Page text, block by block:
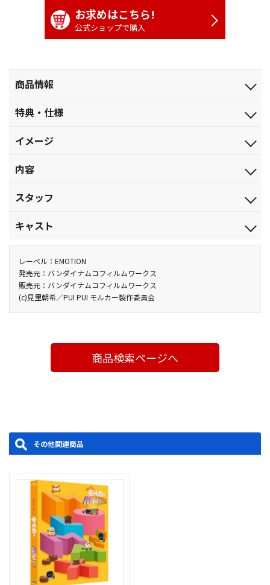
お求めはこちら!
公式ショップで購入
商品情報
2025.9.24
ジャンル
劇場公開アニメ
品番
BCBA-5180
税込価格(10%)
￥4,180
税抜価格
スペック
カラー／確／68分／ﾄﾞﾙﾋﾞｰﾃﾞｼﾞﾀﾙ(5.1ch・ｽﾃﾚｵ)／片面1層／16:9(ｽ
特典・仕様
■リーフレット
映像特典
■告知映像（15秒）
他、仕様
■エンドレスリピート再生機能付き “無限モルミッション”仕様
イメージ
ト！？
内容
モルカーたちがAI化！？モルシティにもハイテク時代到来！
たちは次々と最新鋭のAI（あい）モルカーに乗り換えていく。
のカーチェイスに巻き込まれてしまう。そこに凄腕ドライバーが
現れ、ピンチから助けてくれる。どうやら彼は、いなくなった相
棒のモルカーをずっと捜している最中だという。
それを聞いたポテトたちは“カノン”のAI機能を使って行方不明の
スタッフ
脚本：柿原優子／コンテ：まんきゅう・志賀健太郎／サブキャラ
ー：木村 優／美術設定：綱頭瑛子（草薙）・滝沢麻菜美（草薙）
／美術監督：田辺浩子（草薙）／撮影監督：野村達哉／編集：ま
んきゅう・小林丸・奈良岡智哉／音響監督：小沼則義／音楽：小
鷲翔太／制作：モンスターズエッグ／製作：「PUI PUI モルカー
キャスト
メニメニアイズカンパニー・CEO：相葉雅紀／ドッジのドライバ
ー：大塚明夫／AIモルカー：鬱先生、最高コーラ、ちーの／カノ
ン：村瀬 歩／乙姫様：鬼頭明里／大魔法天使もるみ：田村ゆか
り 他
レーベル：EMOTION
発売元：バンダイナムコフィルムワークス
販売元：バンダイナムコフィルムワークス
(c)見里朝希／PUI PUI モルカー製作委員会
商品検索ページへ
その他関連商品